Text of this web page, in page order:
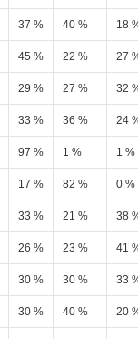
37 % 40 % 18
45 % 22 % 27
29 % 27 % 32
33 % 36 % 24
97 % 1 % 1 %
17 % 82 % 0 %
33 % 21 % 38
26 % 23 % 41
30 % 30 % 33
30 % 40 % 20